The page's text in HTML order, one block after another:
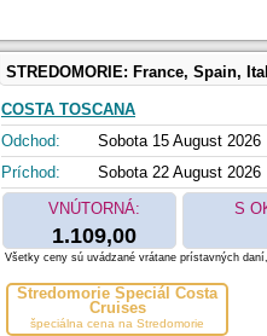
STREDOMORIE: France, Spain,
COSTA TOSCANA
Odchod:
Sobota 15 August 2026
Príchod:
Sobota 22 August 2026
VNÚTORNÁ:
1.109,00
S
Stredomorie Špeciál Costa
Cruises
špeciálna cena na Stredomorie
Všetky ceny sú uvádzané vrátane prístavných